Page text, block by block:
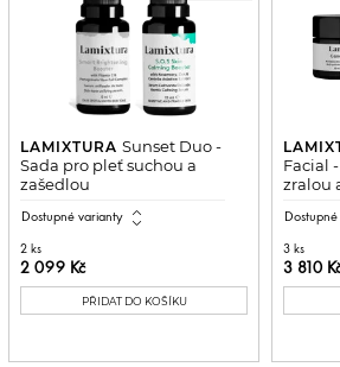
LAMIXTURA Sunset Duo -
Sada pro pleť suchou a
zašedlou
Dostupné varianty expand_all
2 ks
2 099 Kč
PŘIDAT DO KOŠÍKU
Facial
zralou
3 ks
3 810